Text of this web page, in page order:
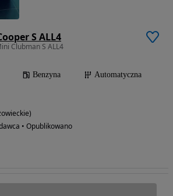
S ALL4
Clubman S ALL4
Benzyna
Automatyczna
• Opublikowano